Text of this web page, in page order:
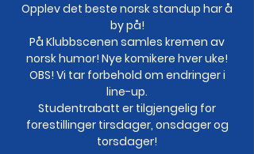
Opplev det beste norsk standup har å
by på!
På Klubbscenen samles kremen av
norsk humor! Nye komikere hver uke!
OBS! Vi tar forbehold om endringer i
line-up.
Studentrabatt er tilgjengelig for
forestillinger tirsdager, onsdager og
torsdager!